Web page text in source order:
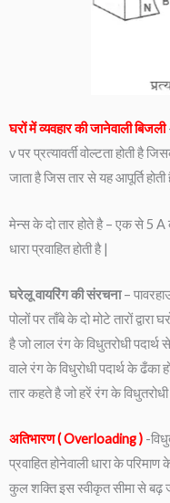
घरों में व्यवहार की जानेवाली बिजली
v पर प्रत्यावर्ती वोल्टता होती है
जाता है जिस तार से यह आपूर्ति
मेन्स के दो तार होते है – एक से 5 A
धारा प्रवाहित होती है |
घरेलू वायरिंग की संरचना–
पोलों पर ताँबे के दो मोटे तारों
है जो लाल रंग के विधुतरोधी पदार्थ
वाले रंग के विधुरोधी पदार्थ के ढँका
तार कहते है जो हरें रंग के विधुतरोधी
अतिभारण ( Overloading ) -
प्रवाहित होनेवाली धारा के
कुल शक्ति इस स्वीकृत सीमा से बढ़